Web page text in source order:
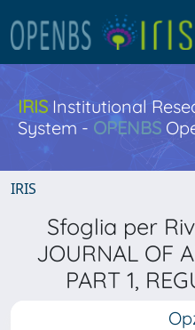
IRISInstitutional
System - OPENBS
IRIS
Sfoglia per
JOURNAL OF
PART 1,